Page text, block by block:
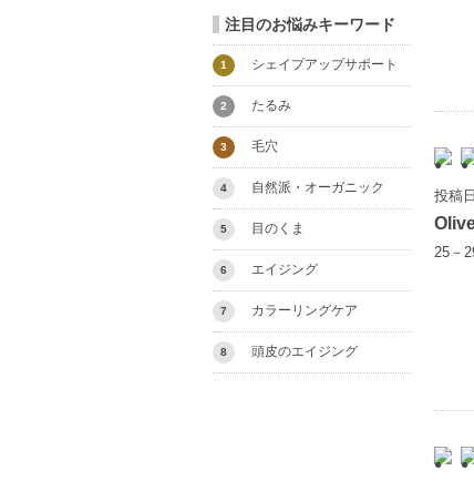
投稿
25－
注目のお悩みキーワード
1 シェイプアップサポート
2 たるみ
3 毛穴
4 自然派・オーガニック
5 目のくま
6 エイジング
7 カラーリングケア
8 頭皮のエイジング